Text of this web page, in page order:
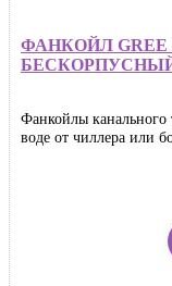
ФАНКОЙЛ
БЕСКОРПУСНЫЙ
Фанкойлы канального
воде от чиллера или